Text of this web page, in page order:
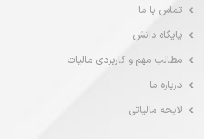
تماس با ما
پایگاه دانش
مطالب مهم و کاربردی مالیات
درباره ما
لایحه مالیاتی